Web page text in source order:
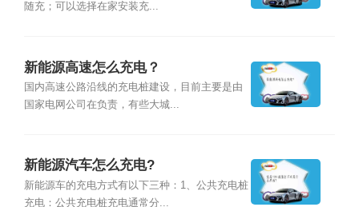
随充；可以选择在家安装充...
新能源高速怎么充电？
国内高速公路沿线的充电桩建设，目前主要是由
国家电网公司在负责，有些大城...
新能源汽车怎么充电?
新能源车的充电方式有以下三种：1、公共充电桩
充电：公共充电桩充电通常分...